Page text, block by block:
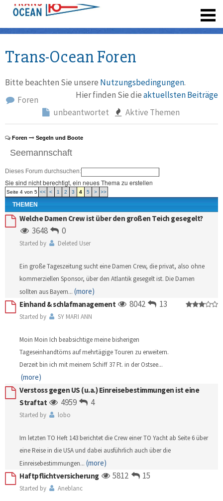
Trans-Ocean Foren
Bitte beachten Sie unsere Nutzungsbedingungen.
Hier finden Sie dieaktuellsten Beiträge
Foren
unbeantwortet
Aktive Themen
Foren Segeln und Boote
Seemannschaft
Dieses Forum durchsuchen:
Sie sind nicht berechtigt, ein neues Thema zu erstellen
Seite 4 von 5 << < 1 2 3 4 5 > >>
THEMEN
Welche Damen Crew ist über den großen Teich gesegelt?
3648 0
Started by Deleted User
Ein große Tageszeitung sucht eine Damen Crew, die privat, also ohne
kommerziellen Sponsor, über den Atlantik gesegelt ist. Die Damen
sollten aus Bayern... (more)
Einhand & schlafmanagement
8042 13
Started by SY MARI ANN
Moin Moin Ich beabsichtige meine bisherigen
Tageseinhandtörns auf mehrtägige Touren zu erweitern.
Derzeit bin ich mit meinem Schiff 37 Ft. in der Ostsee...
(more)
Verstoss gegen US (u.a.) Einreisebestimmungen ist eine
Straftat
4959 4
Started by lobo
Im letzten TO Heft 143 berichtet die Crew einer TO Yacht ab Seite 6 über
eine Reise in die USA und dabei ausführlich auch über die
Einreisebestimmungen... (more)
Haftpflichtversicherung
5812 15
Started by Aneblanc